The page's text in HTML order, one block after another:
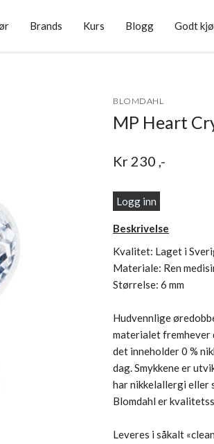
Brands Kurs Blogg Godt
BLOMDAHL
MP Heart
Kr 230 ,-
Logg inn
Beskrivelse
Kvalitet: Laget i
Materiale: Ren
Størrelse: 6 mm
Hudvennlige
materialet fremhever
det inneholder 0 %
dag. Smykkene er
har nikkelallergi eller
Blomdahl er
Leveres i såkalt